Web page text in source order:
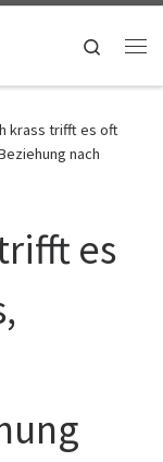
Search
krass trifft es oft
nach
es